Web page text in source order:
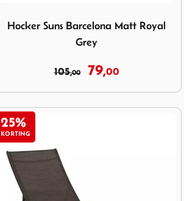
Hocker Suns Barcelona Matt Royal
Grey
105,00 79,00
25%
KORTING